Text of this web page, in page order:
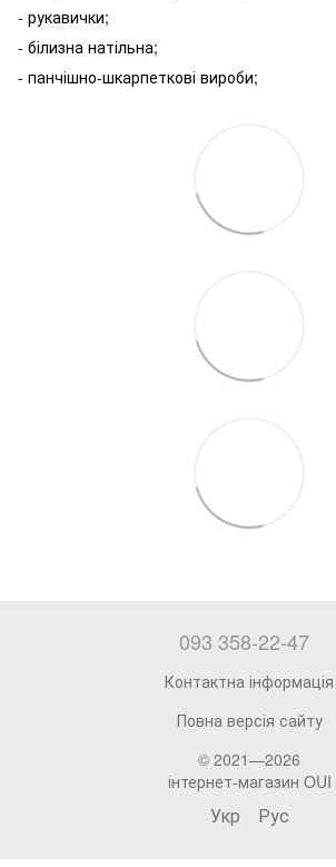
- рукавички;
- білизна натільна;
- панчішно-шкарпеткові вироби;
093 358-22-47
Контактна інформація
Повна версія сайту
© 2021—2026
інтернет-магазин OUI
Укр Рус